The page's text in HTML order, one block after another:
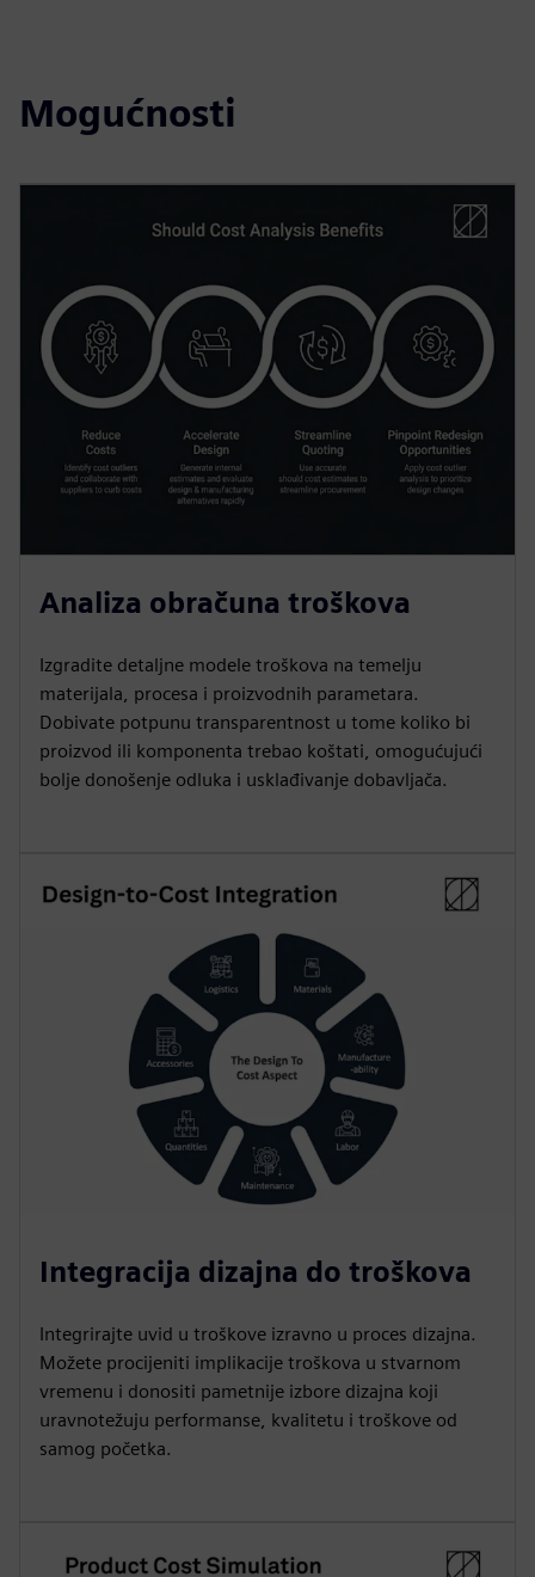
Mogućnosti
Analiza obračuna troškova
Izgradite detaljne modele troškova na temelju
materijala, procesa i proizvodnih parametara.
Dobivate potpunu transparentnost u tome koliko bi
proizvod ili komponenta trebao koštati, omogućujući
bolje donošenje odluka i usklađivanje dobavljača.
Integracija dizajna do troškova
Integrirajte uvid u troškove izravno u proces dizajna.
Možete procijeniti implikacije troškova u stvarnom
vremenu i donositi pametnije izbore dizajna koji
uravnotežuju performanse, kvalitetu i troškove od
samog početka.